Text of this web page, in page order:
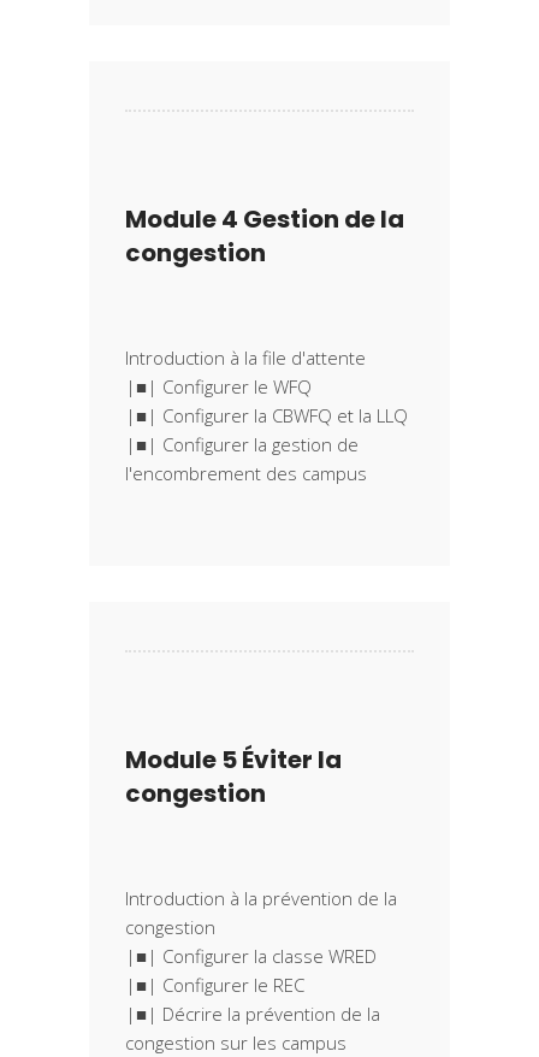
Module 4 Gestion de la
congestion
Introduction à la file d'attente
|■| Configurer le WFQ
|■| Configurer la CBWFQ et la LLQ
|■| Configurer la gestion de
Module 5 Éviter la
congestion
Introduction à la prévention de la
congestion
|■| Configurer la classe WRED
|■| Configurer le REC
|■| Décrire la prévention de la